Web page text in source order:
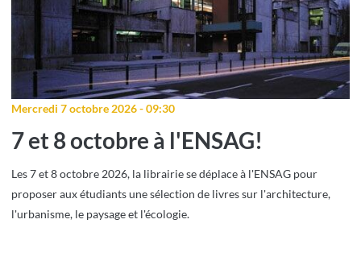
Mercredi 7 octobre 2026 - 09:30
7 et 8 octobre à l'ENSAG!
Les 7 et 8 octobre 2026, la librairie se déplace à l'ENSAG pour
proposer aux étudiants une sélection de livres sur l'architecture,
l'urbanisme, le paysage et l'écologie.